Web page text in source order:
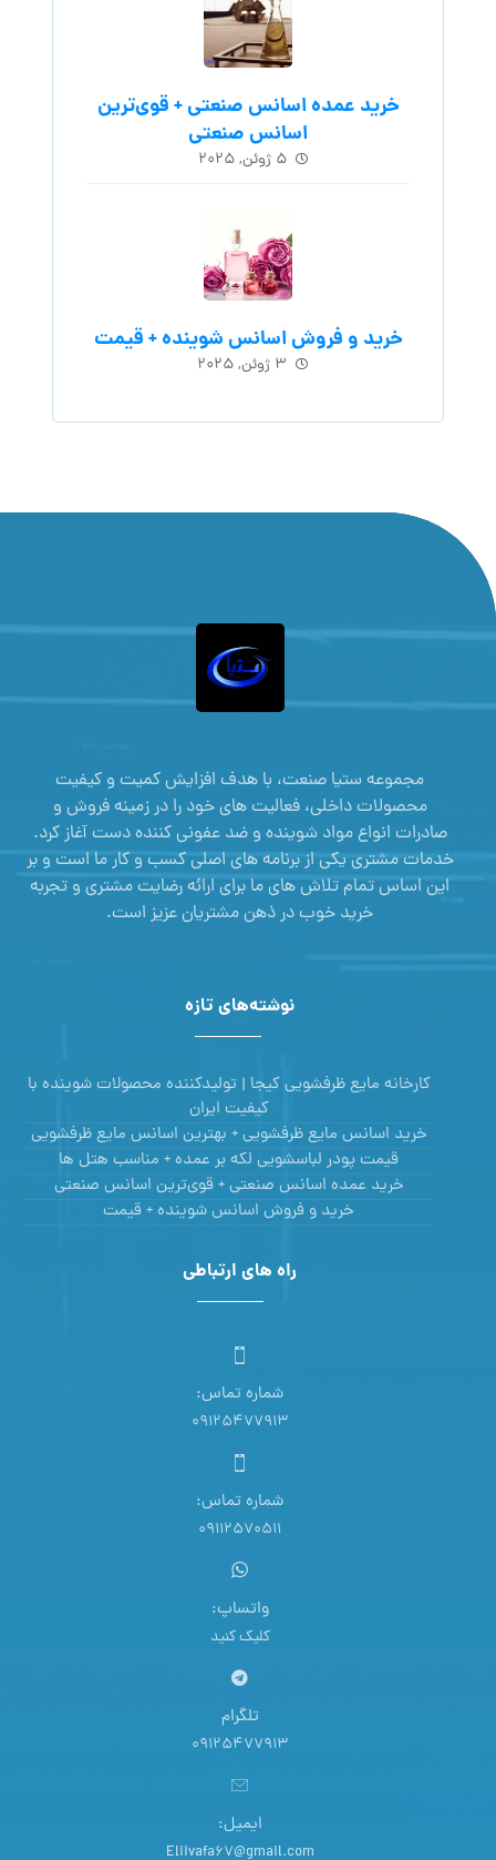
خرید عمده اسانس صنعتی + قوی‌ترین
اسانس‌ صنعتی
۵ ژوئن, ۲۰۲۵
خرید و فروش اسانس شوینده + قیمت
۳ ژوئن, ۲۰۲۵
مجموعه ستیا صنعت، با هدف افزایش کمیت و کیفیت
محصولات داخلی، فعالیت های خود را در زمینه فروش و
صادرات انواع مواد شوینده و ضد عفونی کننده دست آغاز کرد.
خدمات مشتری یکی از برنامه های اصلی کسب و کار ما است و بر
این اساس تمام تلاش های ما برای ارائه رضایت مشتری و تجربه
خرید خوب در ذهن مشتریان عزیز است.
نوشته‌های تازه
کارخانه مایع ظرفشویی کیجا | تولیدکننده محصولات شوینده با
کیفیت ایران
خرید اسانس مایع ظرفشویی + بهترین اسانس مایع ظرفشویی
قیمت پودر لباسشویی لکه بر عمده + مناسب هتل ها
خرید عمده اسانس صنعتی + قوی‌ترین اسانس‌ صنعتی
خرید و فروش اسانس شوینده + قیمت
راه های ارتباطی
شماره تماس:
09125477913
شماره تماس:
09112570511
واتساپ:
کلیک کنید
تلگرام
09125477913
ایمیل:
Eliivafa67@gmail.com